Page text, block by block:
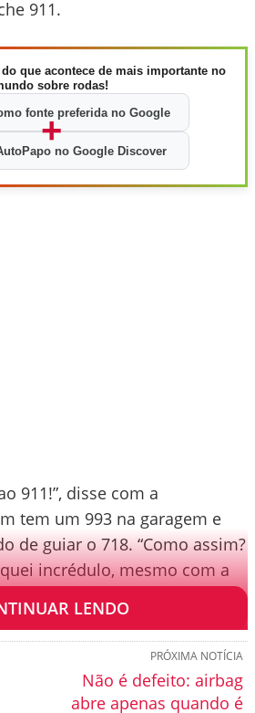
911.
do que acontece de mais importante no
sobre rodas!
fonte preferida no Google
+
no Google Discover
911!”, disse com a
tem um 993 na garagem e
de guiar o 718. “Como assim?
incrédulo, mesmo com a
falhando pelo cansaço.
LENDO
PRÓXIMA NOTÍCIA
Não é defeito: airbag
abre apenas quando é